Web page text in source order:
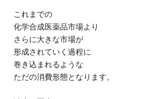
これまでの
化学合成医薬品市場より
さらに大きな市場が
形成されていく過程に
巻き込まれるような
ただの消費形態となります。